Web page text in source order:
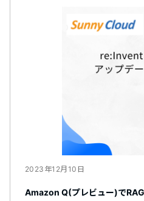
2023年12月10日
Amazon Q(プレビュー)で